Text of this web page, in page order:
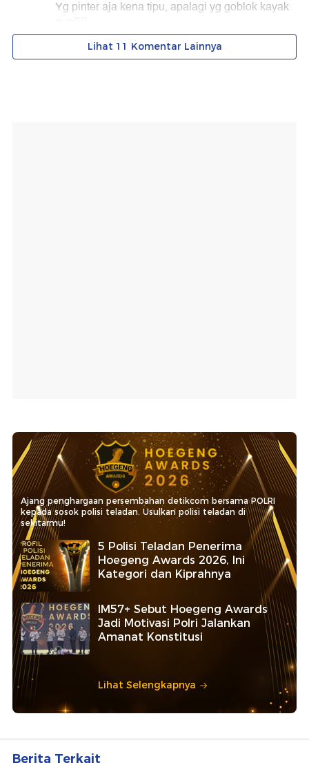
Ajang penghargaan persembahan detikcom bersama POLRI
kepada sosok polisi teladan. Usulkan polisi teladan di
sekitarmu!
5 Polisi Teladan Penerima
Hoegeng Awards 2026, Ini
Kategori dan Kiprahnya
IM57+ Sebut Hoegeng Awards
Jadi Motivasi Polri Jalankan
Amanat Konstitusi
Lihat Selengkapnya
Berita Terkait